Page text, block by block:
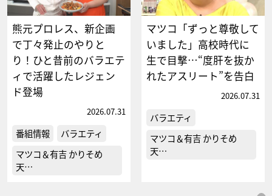
熊元プロレス、新企画
で丁々発止のやりと
り！ひと昔前のバラエテ
ィで活躍したレジェン
ド登場
2026.07.31
番組情報
バラエティ
マツコ＆有吉 かりそめ
天…
マツコ「ずっと尊敬して
いました」高校時代に
生で目撃…“度肝を抜か
れたアスリート”を告白
2026.07.31
バラエティ
マツコ＆有吉 かりそめ
天…